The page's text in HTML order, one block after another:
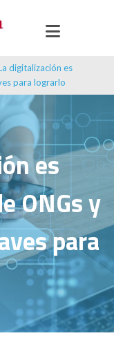
digitalización es
para lograrlo
es
ONGs y
para